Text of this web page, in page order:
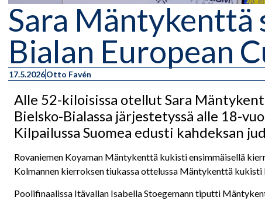
Sara Mäntykenttä
Bialan European
17.5.2026Otto Favén
Alle 52-kiloisissa otellut Sara
Bielsko-Bialassa järjestetyssä alle 18-
Kilpailussa Suomea edusti kahdeksan
Rovaniemen Koyaman Mäntykenttä kukisti ensimmäisellä
Kolmannen kierroksen tiukassa ottelussa Mäntykenttä
Poolifinaalissa Itävallan Isabella Stoegemann tiputti